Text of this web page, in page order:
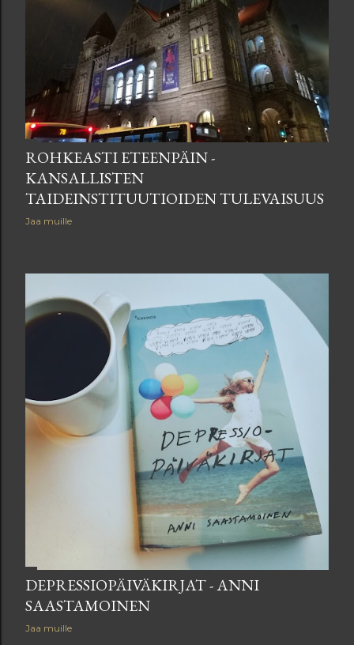
ROHKEASTI ETEENPÄIN -
KANSALLISTEN
TAIDEINSTITUUTIOIDEN TULEVAISUUS
Jaa muille
DEPRESSIOPÄIVÄKIRJAT - ANNI
SAASTAMOINEN
Jaa muille